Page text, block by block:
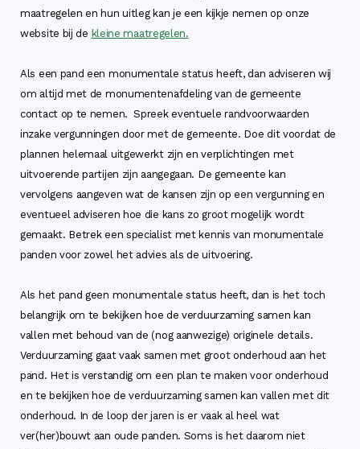
maatregelen en hun uitleg kan je een kijkje nemen op onze
website bij de kleine maatregelen.
Als een pand een monumentale status heeft, dan adviseren wij
om altijd met de monumentenafdeling van de gemeente
contact op te nemen. Spreek eventuele randvoorwaarden
inzake vergunningen door met de gemeente. Doe dit voordat de
plannen helemaal uitgewerkt zijn en verplichtingen met
uitvoerende partijen zijn aangegaan. De gemeente kan
vervolgens aangeven wat de kansen zijn op een vergunning en
eventueel adviseren hoe die kans zo groot mogelijk wordt
gemaakt. Betrek een specialist met kennis van monumentale
panden voor zowel het advies als de uitvoering.
Als het pand geen monumentale status heeft, dan is het toch
belangrijk om te bekijken hoe de verduurzaming samen kan
vallen met behoud van de (nog aanwezige) originele details.
Verduurzaming gaat vaak samen met groot onderhoud aan het
pand. Het is verstandig om een plan te maken voor onderhoud
en te bekijken hoe de verduurzaming samen kan vallen met dit
onderhoud. In de loop der jaren is er vaak al heel wat
ver(her)bouwt aan oude panden. Soms is het daarom niet